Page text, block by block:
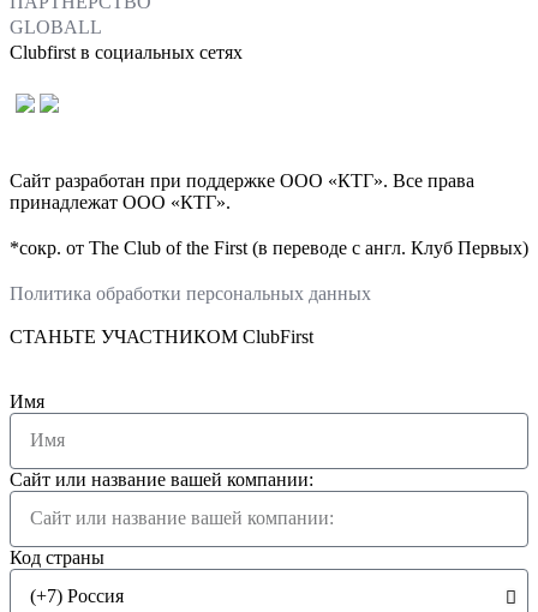
GLOBALL
Clubfirst в социальных сетях
Сайт разработан при поддержке ООО «КТГ». Все права
принадлежат ООО «КТГ».
*сокр. от The Club of the First (в переводе с англ. Клуб Первых)
Политика обработки персональных данных
СТАНЬТЕ УЧАСТНИКОМ ClubFirst
Имя
Сайт или название вашей компании:
Код страны